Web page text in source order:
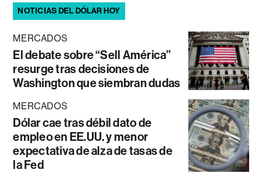
NOTICIAS DEL DÓLAR HOY
MERCADOS
El debate sobre “Sell América”
resurge tras decisiones de
Washington que siembran dudas
MERCADOS
Dólar cae tras débil dato de
empleo en EE.UU. y menor
expectativa de alza de tasas de
la Fed